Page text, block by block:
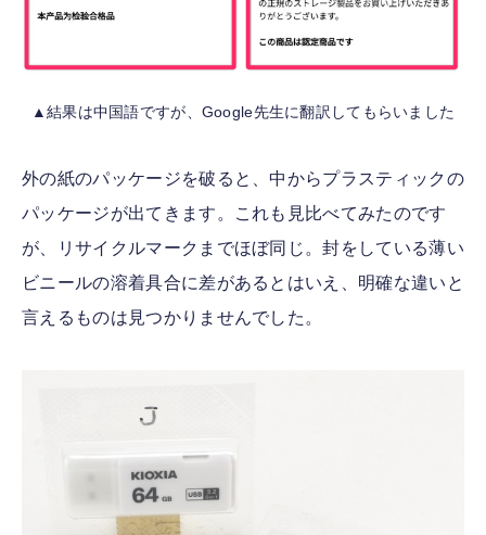
▲結果は中国語ですが、Google先生に翻訳してもらいました
外の紙のパッケージを破ると、中からプラスティックの
パッケージが出てきます。これも見比べてみたのです
が、リサイクルマークまでほぼ同じ。封をしている薄い
ビニールの溶着具合に差があるとはいえ、明確な違いと
言えるものは見つかりませんでした。